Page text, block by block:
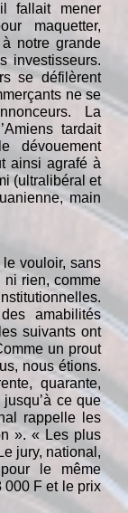
fallait mener
maquetter,
notre grande
investisseurs.
se défilèrent
ne se
La
tardait
dévouement
ainsi agrafé à
(ultralibéral et
main
vouloir, sans
rien, comme
amabilités
suivants ont
un prout
nous étions.
quarante,
ce que
rappelle les
». « Les plus
jury, national,
le même
000 F et le prix